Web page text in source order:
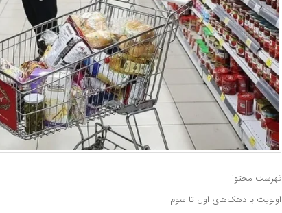
فهرست محتوا
اولویت با دهک‌های اول تا سوم